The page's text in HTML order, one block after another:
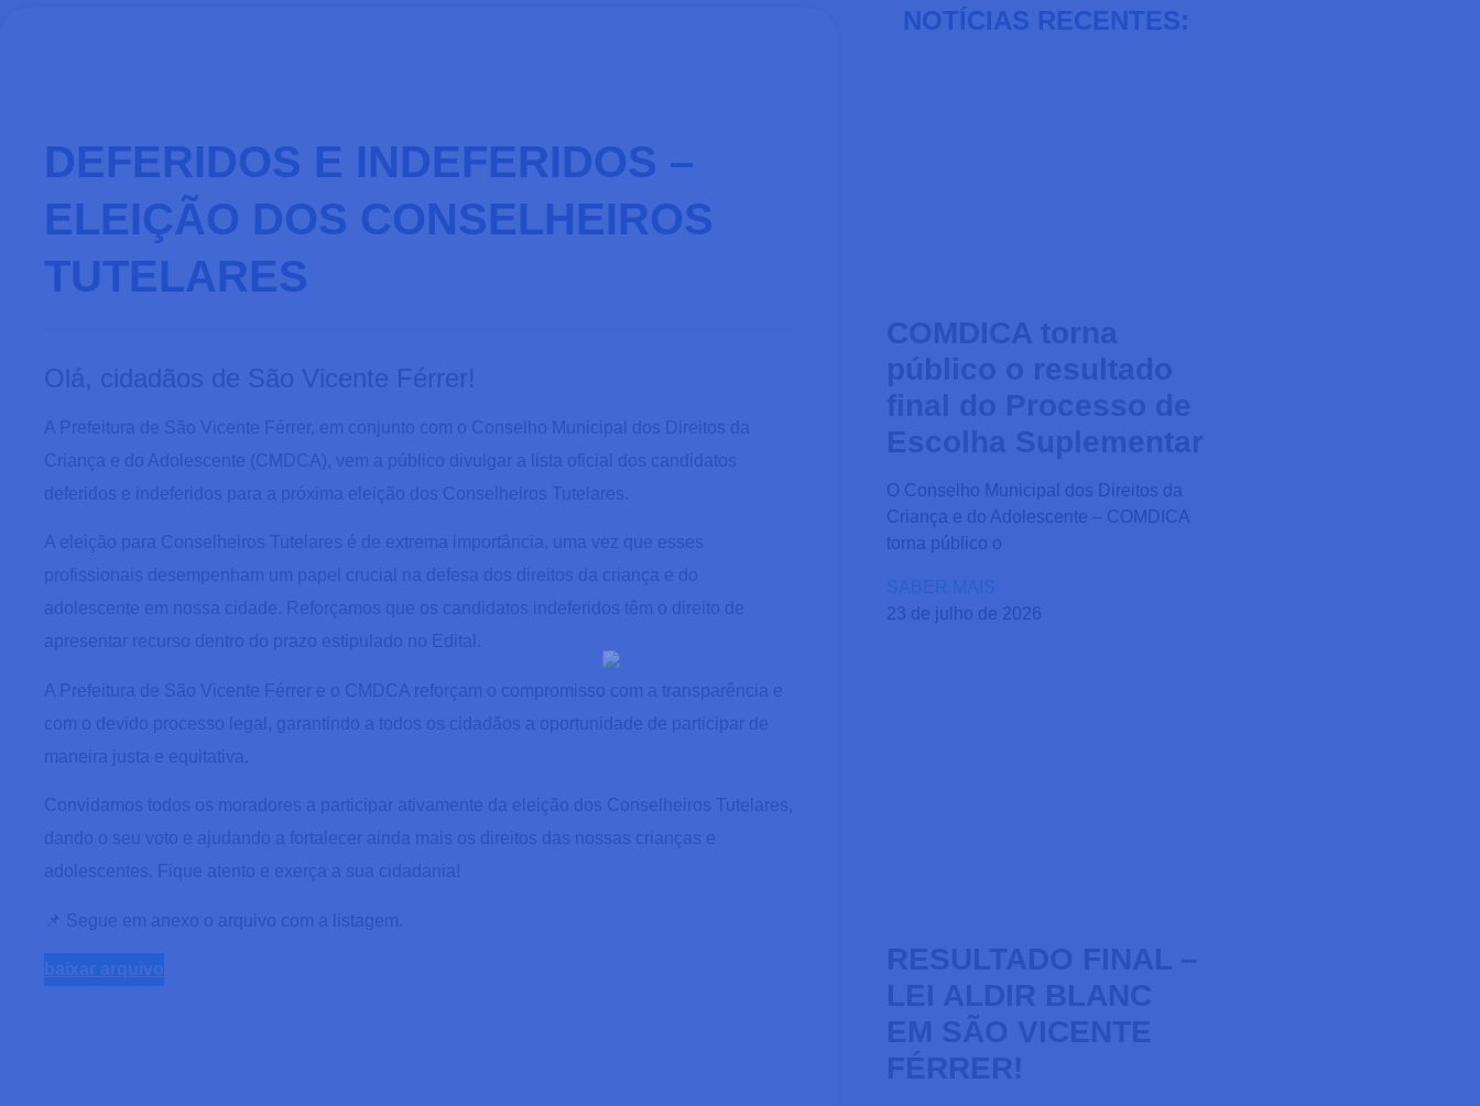
DEFERIDOS E INDEFERIDOS –
ELEIÇÃO DOS CONSELHEIROS
TUTELARES
Olá, cidadãos de São Vicente Férrer!
A Prefeitura de São Vicente Férrer, em conjunto com o Conselho Municipal dos Direitos da
Criança e do Adolescente (CMDCA), vem a público divulgar a lista oficial dos candidatos
deferidos e indeferidos para a próxima eleição dos Conselheiros Tutelares.
A eleição para Conselheiros Tutelares é de extrema importância, uma vez que esses
profissionais desempenham um papel crucial na defesa dos direitos da criança e do
adolescente em nossa cidade. Reforçamos que os candidatos indeferidos têm o direito de
apresentar recurso dentro do prazo estipulado no Edital.
A Prefeitura de São Vicente Férrer e o CMDCA reforçam o compromisso com a transparência e
com o devido processo legal, garantindo a todos os cidadãos a oportunidade de participar de
maneira justa e equitativa.
Convidamos todos os moradores a participar ativamente da eleição dos Conselheiros Tutelares,
dando o seu voto e ajudando a fortalecer ainda mais os direitos das nossas crianças e
adolescentes. Fique atento e exerça a sua cidadania!
📌 Segue em anexo o arquivo com a listagem.
baixar arquivo
NOTÍCIAS RECENTES:
COMDICA torna
público o resultado
final do Processo de
Escolha Suplementar
O Conselho Municipal dos Direitos da
Criança e do Adolescente – COMDICA
torna público o
SABER MAIS
23 de julho de 2026
RESULTADO FINAL –
LEI ALDIR BLANC
EM SÃO VICENTE
FÉRRER!